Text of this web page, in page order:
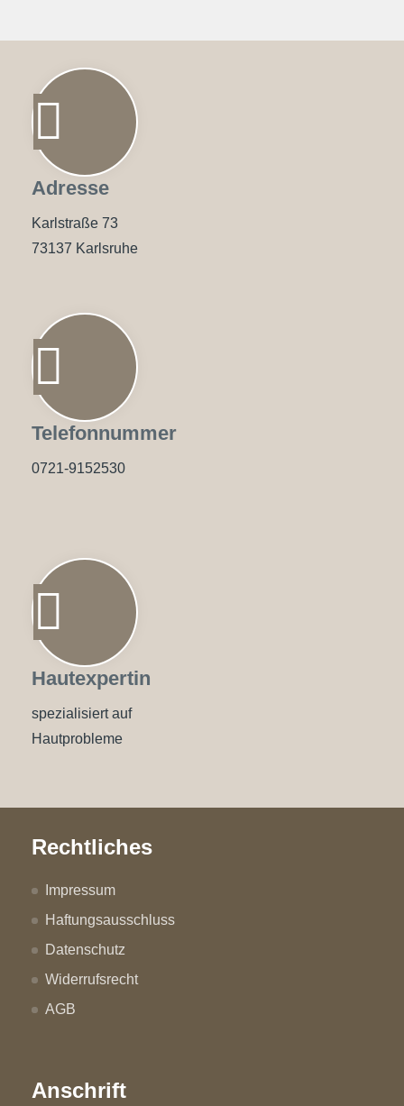
Adresse
Karlstraße 73
73137 Karlsruhe
Telefonnummer
0721-9152530
Hautexpertin
spezialisiert auf
Hautprobleme
Rechtliches
Impressum
Haftungsausschluss
Datenschutz
Widerrufsrecht
AGB
Anschrift